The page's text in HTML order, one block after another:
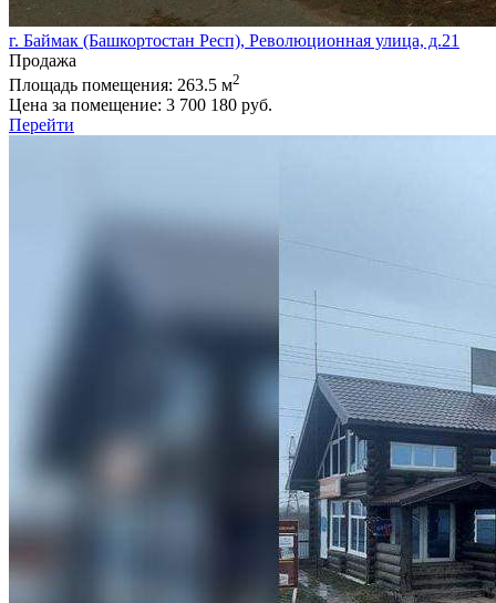
г. Баймак (Башкортостан Респ), Революционная улица, д.21
Продажа
Площадь помещения: 263.5 м2
Цена за помещение: 3 700 180 руб.
Перейти